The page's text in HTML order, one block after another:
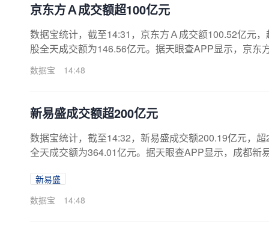
京东方Ａ成交额超100亿元
数据宝统计，截至14:31，京东方Ａ成交额100.52亿元
股全天成交额为146.56亿元。据天眼查APP显示，京
32.8064万人民币。（数据宝）注：本文系新闻报道，
数据宝 14:48
新易盛成交额超200亿元
数据宝统计，截至14:32，新易盛成交额200.19亿元，
全天成交额为364.01亿元。据天眼查APP显示，成都
新易盛
数据宝
14:48